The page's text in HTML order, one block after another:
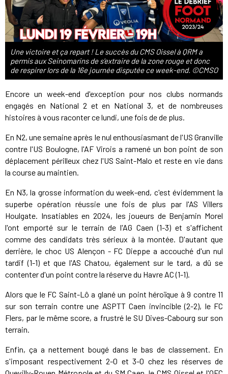
Une victoire et ça repart ! Le succès du CMS Oissel à QRM a
permis aux Seinomarins de s'extraire de la zone rouge et donc
de respirer lors de la 16e journée disputée ce week-end. ©CMSO
Encore un week-end d'exception pour nos clubs normands
engagés en National 2 et en National 3, et de nombreuses
histoires à vous raconter ce lundi, une fois de de plus.
En N2, une semaine après le nul enthousiasmant de l'US Granville
contre l'US Boulogne, l'AF Virois a ramené un bon point de son
déplacement périlleux chez l'US Saint-Malo et reste en vie dans
la course au maintien.
En N3, la grosse information du week-end, c'est évidemment la
superbe opération réussie une fois de plus par l'AS Villers
Houlgate. Insatiables en 2024, les joueurs de Benjamin Morel
l'ont emporté sur le terrain de l'AG Caen (1-3) et s'affichent
comme des candidats très sérieux à la montée. D'autant que
derrière, le choc US Alençon - FC Dieppe a accouché d'un nul
tardif (1-1) et que l'AS Chatou, également sur le tard, a dû se
contenter d'un point contre la réserve du Havre AC (1-1).
Alors que le FC Saint-Lô a glané un point héroïque à 9 contre 11
sur son terrain contre une ASPTT Caen invincible (2-2), le FC
Flers, par le même score, a frustré le SU Dives-Cabourg sur son
terrain.
Enfin, ça a nettement bougé dans le bas de classement. En
s'imposant respectivement 2-0 et 3-0 chez les réserves de